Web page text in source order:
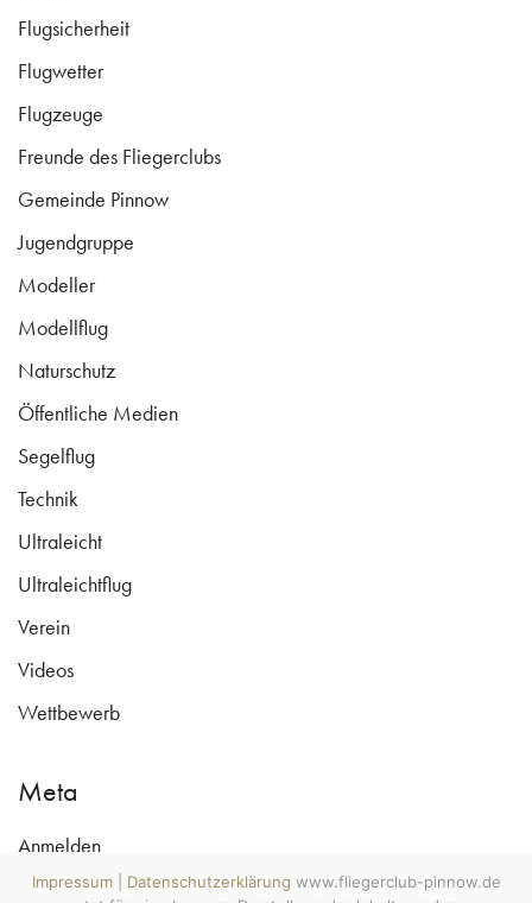
Flugsicherheit
Flugwetter
Flugzeuge
Freunde des Fliegerclubs
Gemeinde Pinnow
Jugendgruppe
Modeller
Modellflug
Naturschutz
Öffentliche Medien
Segelflug
Technik
Ultraleicht
Ultraleichtflug
Verein
Videos
Wettbewerb
Meta
Anmelden
Eintrags-Feed
Copyright 2009 - 2026
All rights reserved. Wecke den
Impressum| Datenschutzerklärung www.fliegerclub-pinnow.de